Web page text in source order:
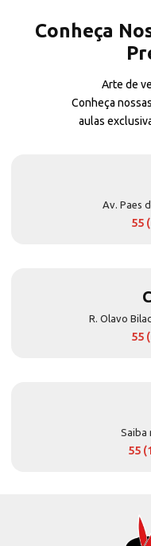
Conheça
Arte de
Conheça
aulas
Av. Paes
55
R. Olavo
55
Saiba
55